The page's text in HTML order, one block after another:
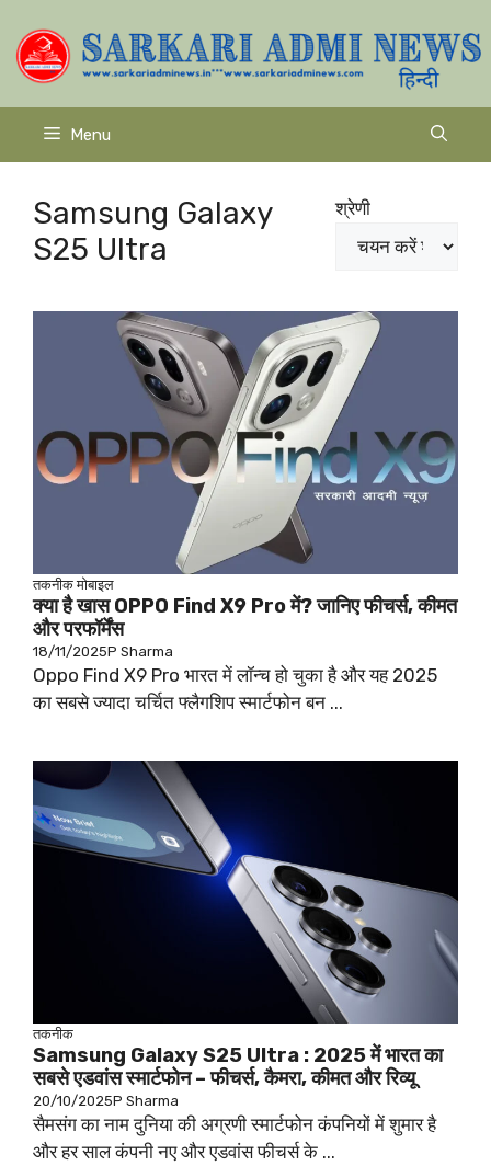
to
content
Menu
Samsung Galaxy
S25 Ultra
श्रेणी
तकनीक मोबाइल
क्या है खास OPPO Find X9 Pro में? जानिए फीचर्स, कीमत
और परफॉर्मेंस
18/11/2025P Sharma
Oppo Find X9 Pro भारत में लॉन्च हो चुका है और यह 2025
का सबसे ज्यादा चर्चित फ्लैगशिप स्मार्टफोन बन ...
तकनीक
Samsung Galaxy S25 Ultra : 2025 में भारत का
सबसे एडवांस स्मार्टफोन – फीचर्स, कैमरा, कीमत और रिव्यू
20/10/2025P Sharma
सैमसंग का नाम दुनिया की अग्रणी स्मार्टफोन कंपनियों में शुमार है
और हर साल कंपनी नए और एडवांस फीचर्स के ...